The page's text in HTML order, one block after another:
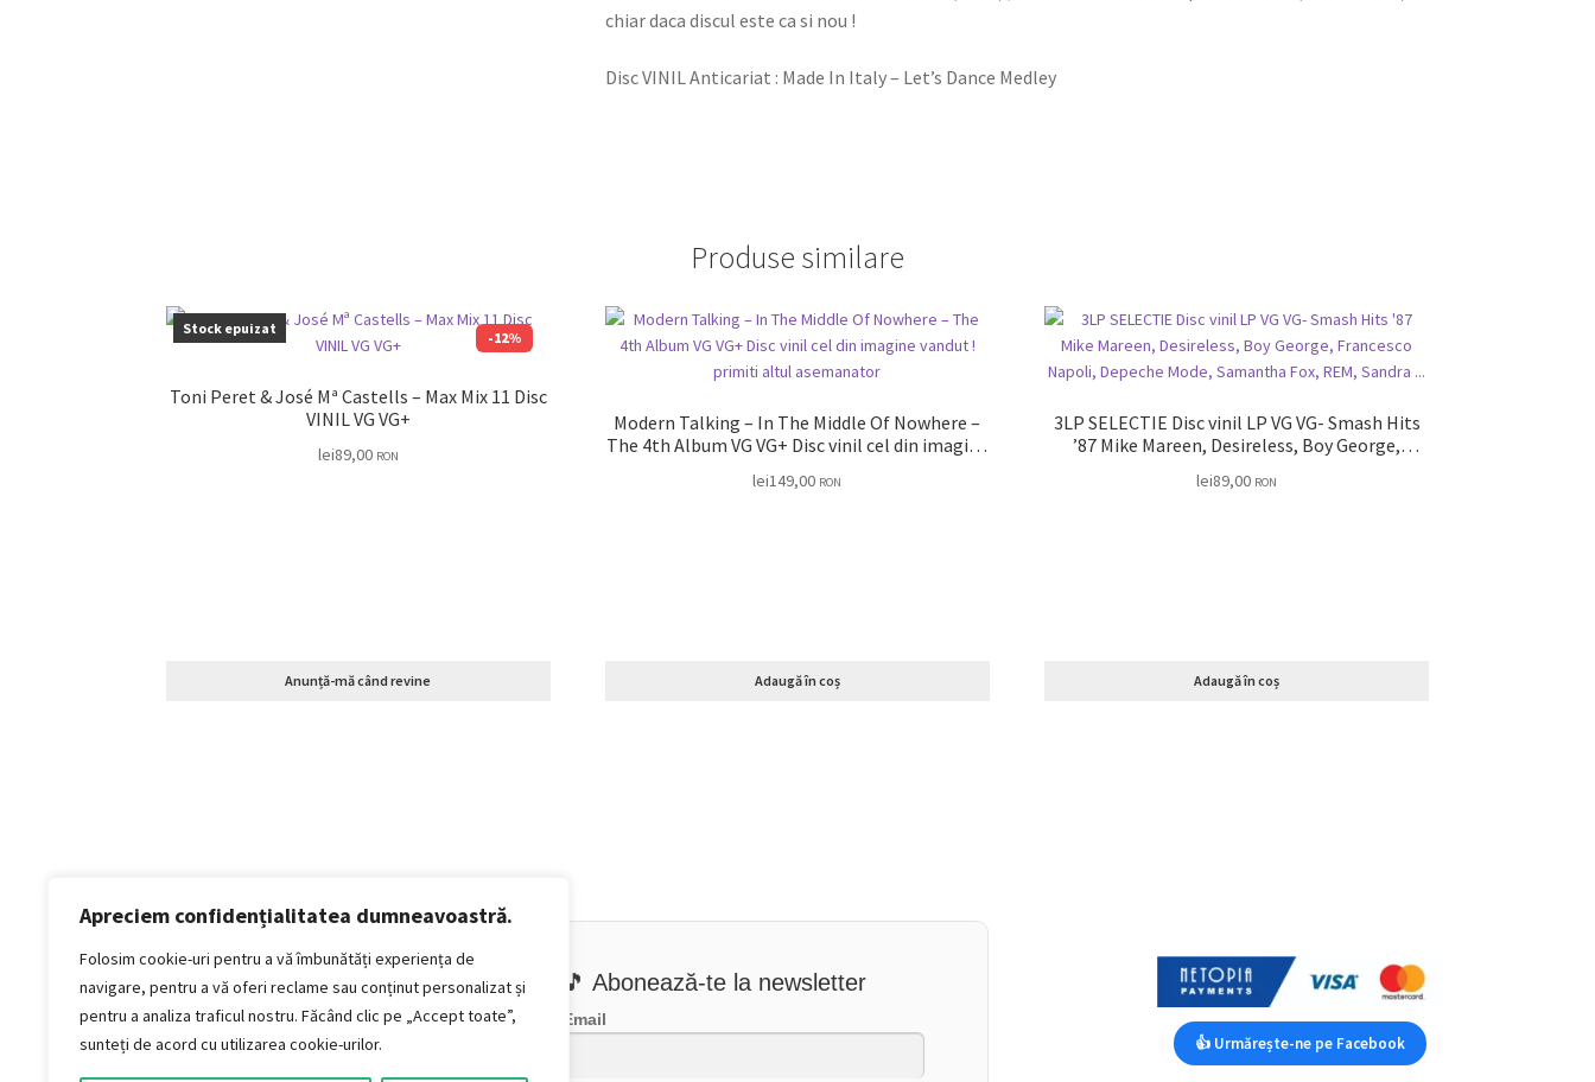
Apreciem confidențialitatea dumneavoastră.
Folosim cookie-uri pentru a vă îmbunătăți experiența de
navigare, pentru a vă oferi reclame sau conținut personalizat și
pentru a analiza traficul nostru. Făcând clic pe „Accept toate”,
sunteți de acord cu utilizarea cookie-urilor.
chiar daca discul este ca si nou !
Disc VINIL Anticariat : Made In Italy – Let’s Dance Medley
Produse similare
Stock epuizat
-12%
Toni Peret & José Mª Castells – Max Mix 11 Disc
VINIL VG VG+
lei89,00 RON
Anunță-mă când revine
Modern Talking – In The Middle Of Nowhere –
The 4th Album VG VG+ Disc vinil cel din imagine
lei149,00 RON
Adaugă în coș
3LP SELECTIE Disc vinil LP VG VG- Smash Hits
’87 Mike Mareen, Desireless, Boy George,
Fox, REM, Sandra …
lei89,00 RON
Adaugă în coș
Politică de confidențialitate
Termeni si conditii
Politica de cookies
Politica de livrare și retur
Politica de plată
Formular Retur
🎵 Abonează-te la newsletter
Email
👍 Urmărește-ne pe Facebook